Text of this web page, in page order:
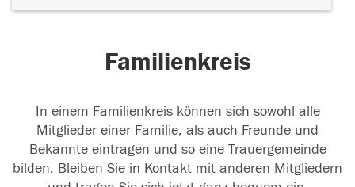
Familienkreis
In einem Familienkreis können sich sowohl alle
Mitglieder einer Familie, als auch Freunde und
Bekannte eintragen und so eine Trauergemeinde
bilden. Bleiben Sie in Kontakt mit anderen Mitgliedern